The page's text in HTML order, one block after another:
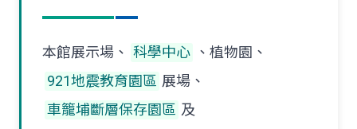
本館展示場、 科學中心 、植物園、
921地震教育園區 展場、
車籠埔斷層保存園區 及